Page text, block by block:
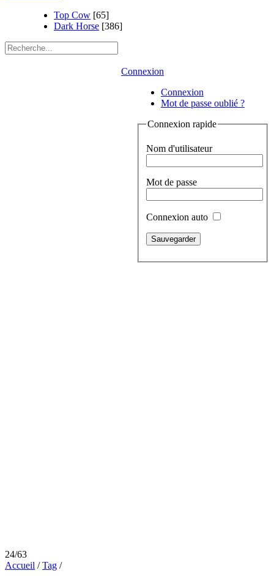
Top Cow [65]
Dark Horse [386]
Connexion
Connexion
Mot de passe oublié ?
Connexion rapide
Nom d'utilisateur
Mot de passe
Connexion auto
24/63
Accueil /Tag /